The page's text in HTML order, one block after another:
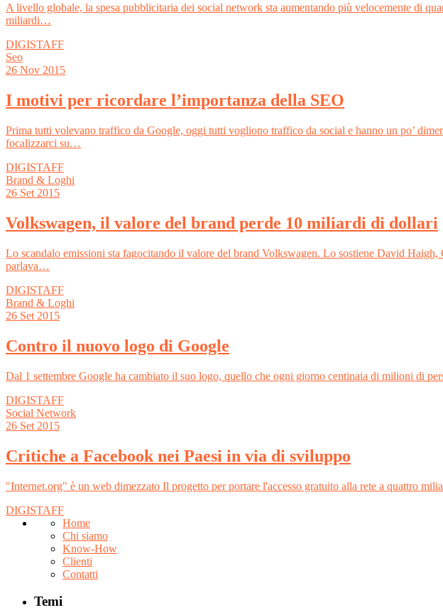
A livello globale, la spesa pubblicitaria dei social network sta aumentando più velocemente di
miliardi…
DIGISTAFF
Seo
26 Nov 2015
I motivi per ricordare l’importanza della SEO
Prima tutti volevano traffico da Google, oggi tutti vogliono traffico da social e hanno un po’
focalizzarci su…
DIGISTAFF
Brand & Loghi
26 Set 2015
Volkswagen, il valore del brand perde 10 miliardi di dollari
Lo scandalo emissioni sta fagocitando il valore del brand Volkswagen. Lo sostiene David
parlava…
DIGISTAFF
Brand & Loghi
26 Set 2015
Contro il nuovo logo di Google
Dal 1 settembre Google ha cambiato il suo logo, quello che ogni giorno centinaia di milioni di
DIGISTAFF
Social Network
26 Set 2015
Critiche a Facebook nei Paesi in via di sviluppo
"Internet.org" è un web dimezzato Il progetto per portare l'accesso gratuito alla rete a quattro
DIGISTAFF
Home
Chi siamo
Know-How
Clienti
Contatti
Temi